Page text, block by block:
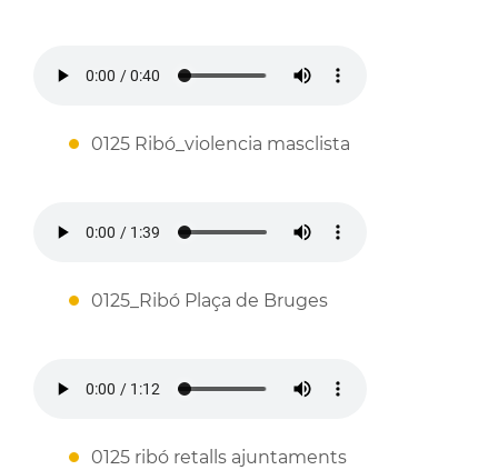
0125 Ribó_violencia masclista
0125_Ribó Plaça de Bruges
0125 ribó retalls ajuntaments